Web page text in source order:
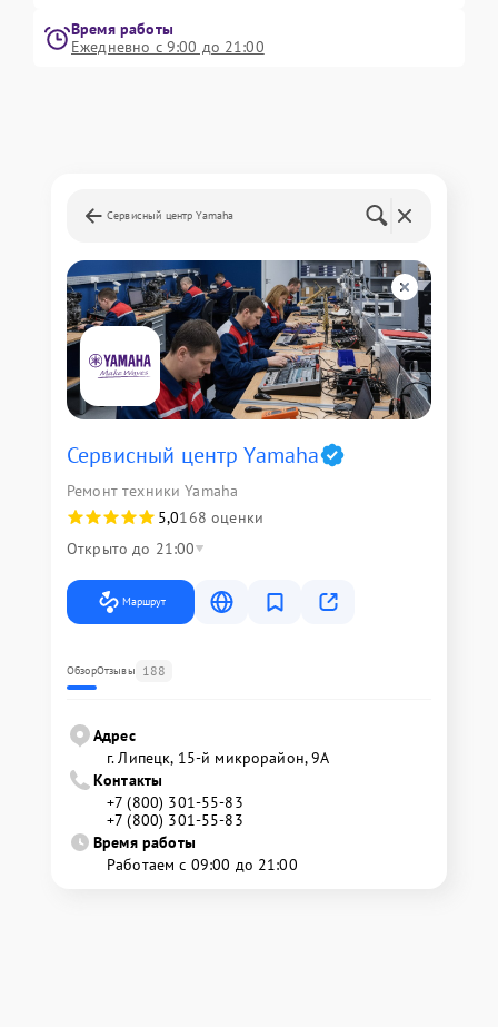
Время работы
Ежедневно с 9:00 до 21:00
Сервисный центр Yamaha
Сервисный центр Yamaha
Ремонт техники Yamaha
5,0168 оценки
Открыто до 21:00
Маршрут
ОбзорОтзывы 188
Адрес
г. Липецк, 15-й микрорайон, 9А
Контакты
+7 (800) 301-55-83
+7 (800) 301-55-83
Время работы
Работаем с 09:00 до 21:00